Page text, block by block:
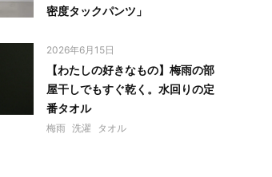
密度タックパンツ」
2026年6月15日
【わたしの好きなもの】梅雨の部
屋干しでもすぐ乾く。水回りの定
番タオル
梅雨 洗濯 タオル